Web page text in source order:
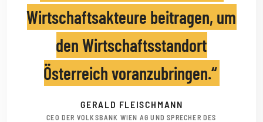
Wirtschaftsakteure beitragen, um
den Wirtschaftsstandort
Österreich voranzubringen.
GERALD FLEISCHMANN
CEO DER VOLKSBANK WIEN AG UND SPRECHER DES